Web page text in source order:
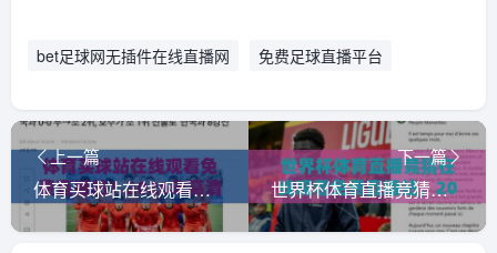
bet足球网无插件在线直播网 免费足球直播平台
上一篇
体育买球站在线观看免费直播站！2026年高清赛事入口与实用指南
下一篇
世界杯体育直播竞猜在线观看免费直播站，2026年球迷的新选择！（世界杯体育直播竞猜在线观看免费直播站）